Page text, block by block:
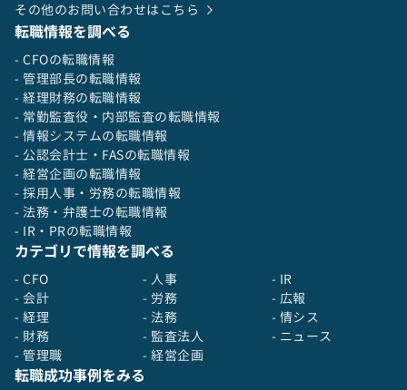
その他のお問い合わせはこちら
転職情報を調べる
- CFOの転職情報
- 管理部長の転職情報
- 経理財務の転職情報
- 常勤監査役・内部監査の転職情報
- 情報システムの転職情報
- 公認会計士・FASの転職情報
- 経営企画の転職情報
- 採用人事・労務の転職情報
- 法務・弁護士の転職情報
- IR・PRの転職情報
カテゴリで情報を調べる
- CFO
- 会計
- 経理
- 財務
- 管理職
- 人事
- 労務
- 法務
- 監査法人
- 経営企画
- IR
- 広報
- 情シス
- ニュース
転職成功事例をみる